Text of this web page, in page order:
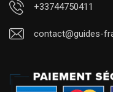
+33744750411
contact@guides-